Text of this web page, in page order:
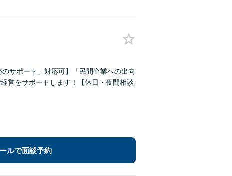
サポート」対応可】「民間企業への出向
営をサポートします！【休日・夜間相談
ルで面談予約